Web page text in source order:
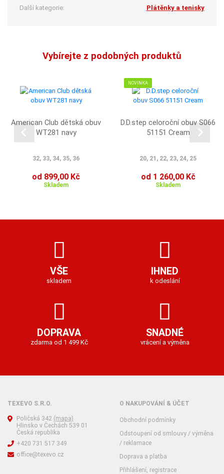
Další kategorie:
Plátěnky a tenisky
Vybírejte z podobných produktů
American Club dětská obuv
WT281 navy
32, 33, 34, 35, 36
od 899,00 Kč
Skladem
NOVINKA
D.D.step celoroční obuv S066
51151 Cream
20, 21, 22, 23, 24, 25
od 1 260,00 Kč
Skladem
VŠE
skladem
IHNED
k odeslání
DOPRAVA
zdarma od 1 499 Kč
SNADNÉ
vrácení a výměna
TEXEVO S.R.O.
Poličská 342 (mapa)
Hlinsko v Čechách 539 01
Česká republika
+420 731 517 349
office@texevo.cz
O NAKUPOVÁNÍ & ÚČET
Obchodní podmínky
Odstoupení od smlouvy / výměna
/ reklamace
Doprava a platba
Přihlášení, registrace